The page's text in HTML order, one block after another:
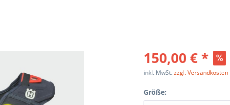
150,00 € *
inkl. MwSt.zzgl. Versandkosten
Größe: